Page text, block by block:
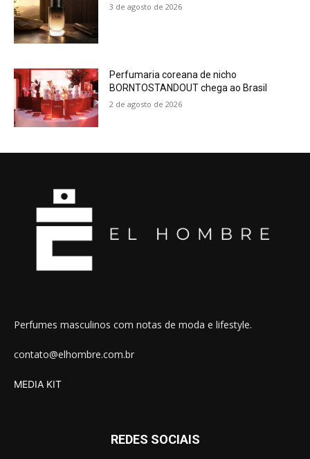
3 de agosto de 2026
Perfumaria coreana de nicho
BORNTOSTANDOUT chega ao Brasil
2 de agosto de 2026
Perfumes masculinos com notas de moda e lifestyle.
contato@elhombre.com.br
MEDIA KIT
REDES SOCIAIS